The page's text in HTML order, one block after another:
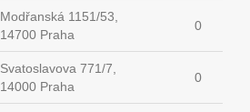
Modřanská 1151/53,
14700 Praha
0
Svatoslavova 771/7,
14000 Praha
0